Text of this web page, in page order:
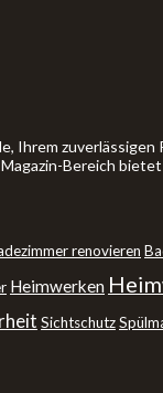
Ihrem
Bereich
renovieren
Heimwerken
Sichtschutz